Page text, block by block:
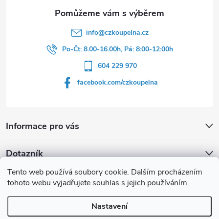
Tento web používá soubory cookie. Dalším procházením
tohoto webu vyjadřujete souhlas s jejich používáním.
Nastavení
Informace pro vás
info@czkoupelna.cz
Po-Čt: 8.00-16.00h, Pá: 8:00-12:00h
604 229 970
facebook.com/czkoupelna
Dotazník
Líbí se vám u sprchového koutu rám barvě
Počet hlasů:149